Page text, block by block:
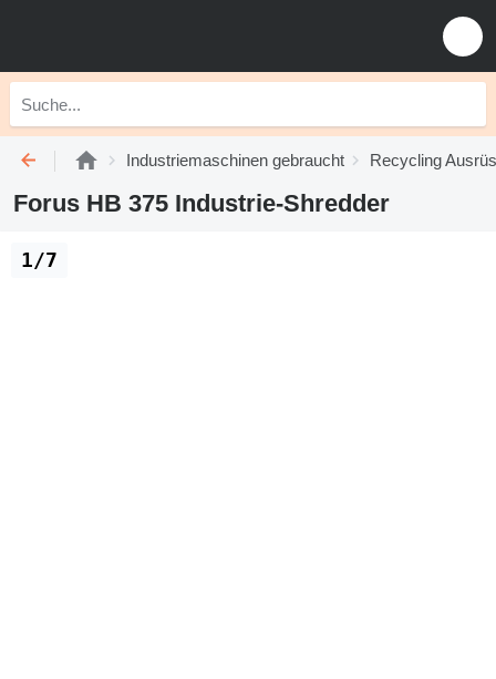
Industriemaschinen gebraucht Recycling
Forus HB 375 Industrie-Shredder
1/7